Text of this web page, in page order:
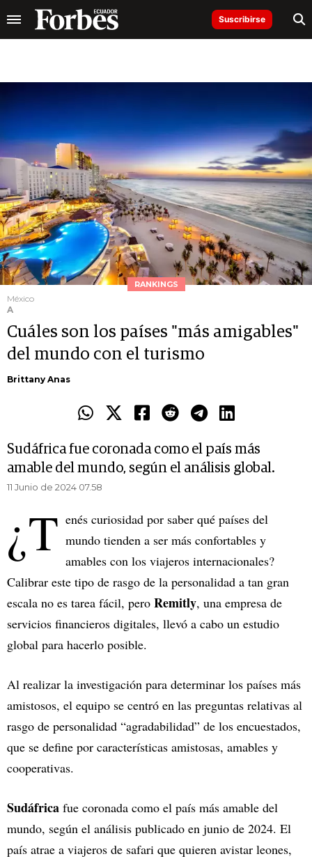
Suscribirse
RANKINGS
México
A
Cuáles son los países "más amigables"
del mundo con el turismo
Brittany Anas
Sudáfrica fue coronada como el país más
amable del mundo, según el análisis global.
11 Junio de 2024 07.58
¿T enés curiosidad por saber qué países del
mundo tienden a ser más confortables y
amables con los viajeros internacionales?
Calibrar este tipo de rasgo de la personalidad a tan gran
escala no es tarea fácil, pero Remitly, una empresa de
servicios financieros digitales, llevó a cabo un estudio
global para hacerlo posible.
Al realizar la investigación para determinar los países más
amistosos, el equipo se centró en las preguntas relativas al
rasgo de personalidad “agradabilidad” de los encuestados,
que se define por características amistosas, amables y
cooperativas.
Sudáfrica fue coronada como el país más amable del
mundo, según el análisis publicado en junio de 2024. El
país atrae a viajeros de safari que quieren avistar leones,